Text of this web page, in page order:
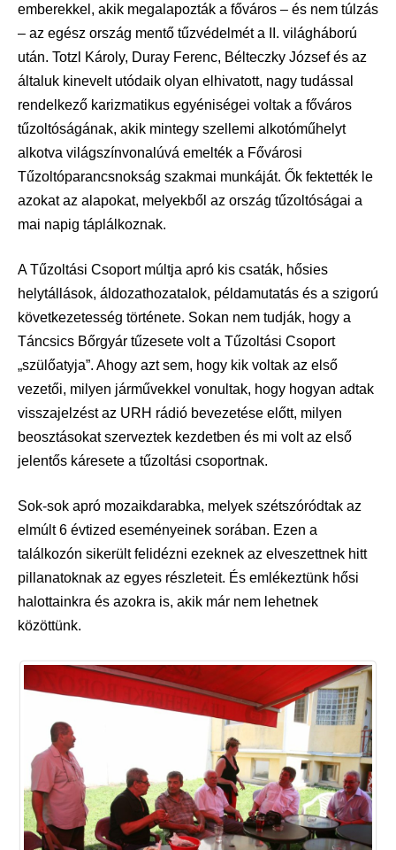
emberekkel, akik megalapozták a főváros – és nem túlzás
– az egész ország mentő tűzvédelmét a II. világháború
után. Totzl Károly, Duray Ferenc, Bélteczky József és az
általuk kinevelt utódaik olyan elhivatott, nagy tudással
rendelkező karizmatikus egyéniségei voltak a főváros
tűzoltóságának, akik mintegy szellemi alkotóműhelyt
alkotva világszínvonalúvá emelték a Fővárosi
Tűzoltóparancsnokság szakmai munkáját. Ők fektették le
azokat az alapokat, melyekből az ország tűzoltóságai a
mai napig táplálkoznak.
A Tűzoltási Csoport múltja apró kis csaták, hősies
helytállások, áldozathozatalok, példamutatás és a szigorú
következetesség története. Sokan nem tudják, hogy a
Táncsics Bőrgyár tűzesete volt a Tűzoltási Csoport
„szülőatyja”. Ahogy azt sem, hogy kik voltak az első
vezetői, milyen járművekkel vonultak, hogy hogyan adtak
visszajelzést az URH rádió bevezetése előtt, milyen
beosztásokat szerveztek kezdetben és mi volt az első
jelentős káresete a tűzoltási csoportnak.
Sok-sok apró mozaikdarabka, melyek szétszóródtak az
elmúlt 6 évtized eseményeinek sorában. Ezen a
találkozón sikerült felidézni ezeknek az elveszettnek hitt
pillanatoknak az egyes részleteit. És emlékeztünk hősi
halottainkra és azokra is, akik már nem lehetnek
közöttünk.